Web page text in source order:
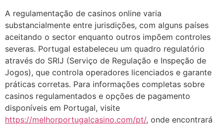
A regulamentação de casinos online varia
substancialmente entre jurisdições, com alguns países
aceitando o sector enquanto outros impõem controles
severas. Portugal estabeleceu um quadro regulatório
através do SRIJ (Serviço de Regulação e Inspeção de
Jogos), que controla operadores licenciados e garante
práticas corretas. Para informações completas sobre
casinos regulamentados e opções de pagamento
disponíveis em Portugal, visite
https://melhorportugalcasino.com/pt/, onde encontrará